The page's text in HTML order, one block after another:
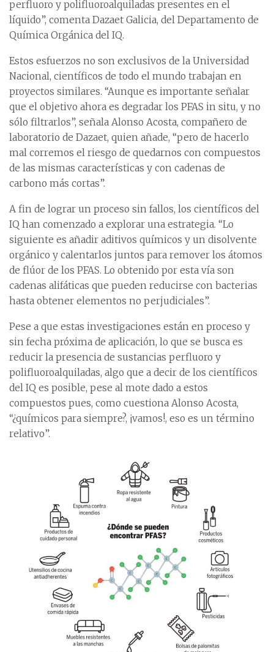
perfluoro y polifluoroalquiladas presentes en el
líquido”, comenta Dazaet Galicia, del Departamento de
Química Orgánica del IQ.
Estos esfuerzos no son exclusivos de la Universidad
Nacional, científicos de todo el mundo trabajan en
proyectos similares. “Aunque es importante señalar
que el objetivo ahora es degradar los PFAS in situ, y no
sólo filtrarlos”, señala Alonso Acosta, compañero de
laboratorio de Dazaet, quien añade, “pero de hacerlo
mal corremos el riesgo de quedarnos con compuestos
de las mismas características y con cadenas de
carbono más cortas”.
A fin de lograr un proceso sin fallos, los científicos del
IQ han comenzado a explorar una estrategia. “Lo
siguiente es añadir aditivos químicos y un disolvente
orgánico y calentarlos juntos para remover los átomos
de flúor de los PFAS. Lo obtenido por esta vía son
cadenas alifáticas que pueden reducirse con bacterias
hasta obtener elementos no perjudiciales”.
Pese a que estas investigaciones están en proceso y
sin fecha próxima de aplicación, lo que se busca es
reducir la presencia de sustancias perfluoro y
polifluoroalquiladas, algo que a decir de los científicos
del IQ es posible, pese al mote dado a estos
compuestos pues, como cuestiona Alonso Acosta,
“¿químicos para siempre?, ¡vamos!, eso es un término
relativo”.